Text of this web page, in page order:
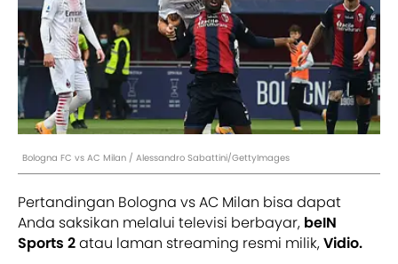
Bologna FC vs AC Milan / Alessandro Sabattini/GettyImages
Pertandingan Bologna vs AC Milan bisa dapat
Anda saksikan melalui televisi berbayar, beIN
Sports 2atau laman streaming resmi milik,Vidio.